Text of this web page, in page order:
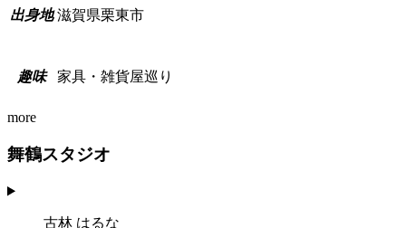
出身地 滋賀県栗東市
趣味 家具・雑貨屋巡り
more
舞鶴スタジオ
古林 はるな